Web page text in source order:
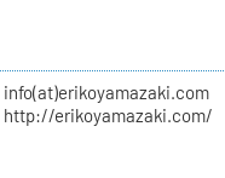
info(at)erikoyamazaki.com
http://erikoyamazaki.com/